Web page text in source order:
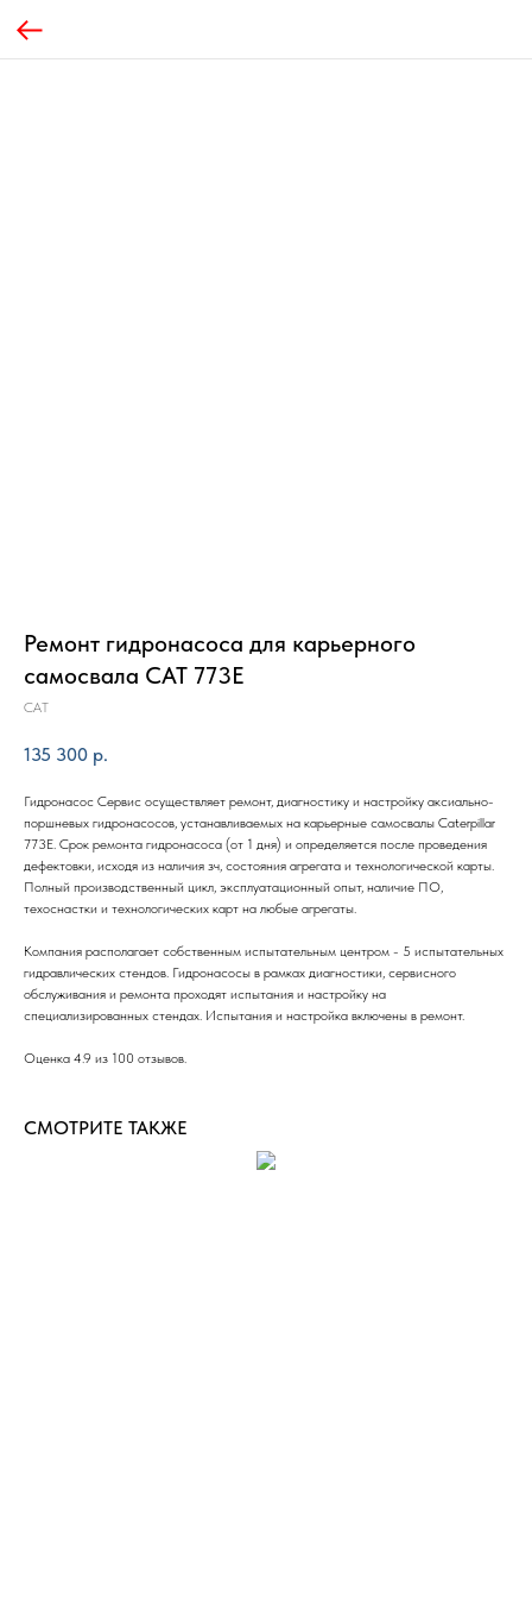
Ремонт гидронасоса для карьерного
самосвала CAT 773E
CAT
135 300 р.
Гидронасос Сервис осуществляет ремонт, диагностику и настройку аксиально-
поршневых гидронасосов, устанавливаемых на карьерные самосвалы Caterpillar
773E. Срок ремонта гидронасоса (от 1 дня) и определяется после проведения
дефектовки, исходя из наличия зч, состояния агрегата и технологической карты.
Полный производственный цикл, эксплуатационный опыт, наличие ПО,
техоснастки и технологических карт на любые агрегаты.
Компания располагает собственным испытательным центром - 5 испытательных
гидравлических стендов. Гидронасосы в рамках диагностики, сервисного
обслуживания и ремонта проходят испытания и настройку на
специализированных стендах. Испытания и настройка включены в ремонт.
Оценка 4.9 из 100 отзывов.
СМОТРИТЕ ТАКЖЕ